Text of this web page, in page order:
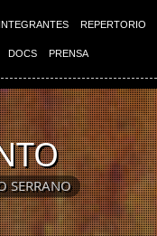
INTEGRANTES REPERTORIO
DOCS PRENSA
SERRANO